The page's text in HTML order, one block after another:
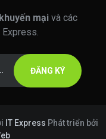
mại và các
ĐĂNG KÝ
IT Express Phát triển bởi